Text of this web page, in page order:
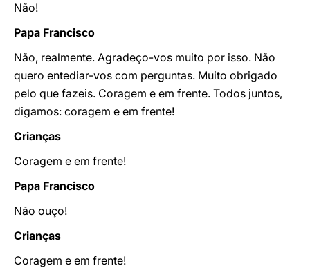
Não!
Papa Francisco
Não, realmente. Agradeço-vos muito por isso. Não
quero entediar-vos com perguntas. Muito obrigado
pelo que fazeis. Coragem e em frente. Todos juntos,
digamos: coragem e em frente!
Crianças
Coragem e em frente!
Papa Francisco
Não ouço!
Crianças
Coragem e em frente!